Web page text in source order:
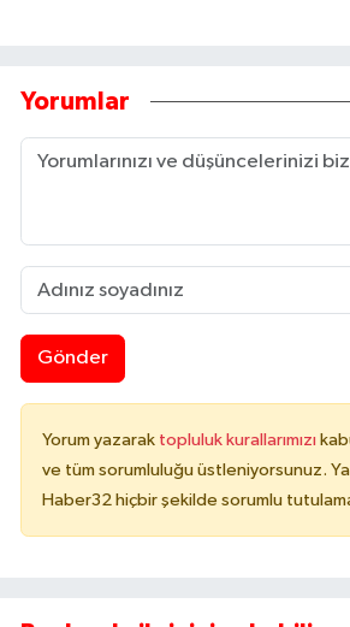
Yorumlar
Gönder
Yorum yazarak topluluk kurallarımızı
ve tüm sorumluluğu üstleniyorsunuz.
Haber32 hiçbir şekilde sorumlu